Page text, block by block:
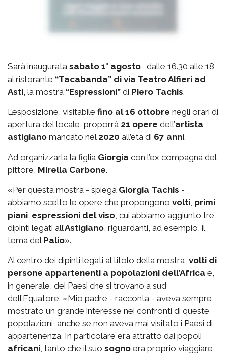
Sarà inaugurata sabato 1° agosto , dalle 16.30 alle 18
al ristorante “Tacabanda” di via Teatro Alfieri ad
Asti, la mostra “Espressioni” di Piero Tachis.
L’esposizione, visitabile fino al 16 ottobre negli orari di
apertura del locale, proporrà 21 opere dell’artista
astigiano mancato nel 2020 all’età di 67 anni.
Ad organizzarla la figlia Giorgia con l’ex compagna del
pittore, Mirella Carbone.
«Per questa mostra - spiega Giorgia Tachis -
abbiamo scelto le opere che propongono volti primi
piani espressioni del viso , cui abbiamo aggiunto tre
dipinti legati all’Astigiano , riguardanti, ad esempio, il
tema del Palio».
Al centro dei dipinti legati al titolo della mostra, volti di
persone appartenenti a popolazioni dell’Africa e,
in generale, dei Paesi che si trovano a sud
dell’Equatore. «Mio padre - racconta - aveva sempre
mostrato un grande interesse nei confronti di queste
popolazioni, anche se non aveva mai visitato i Paesi di
appartenenza. In particolare era attratto dai popoli
africani , tanto che il suo sogno era proprio viaggiare